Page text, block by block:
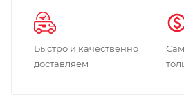
Быстро и качественно
доставляем